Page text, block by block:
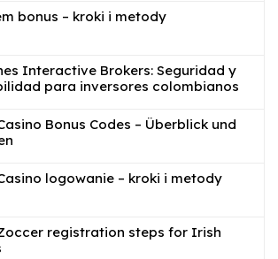
bonus – kroki i metody
Interactive Brokers: Seguridad y
para inversores colombianos
Bonus Codes – Überblick und
logowanie – kroki i metody
registration steps for Irish